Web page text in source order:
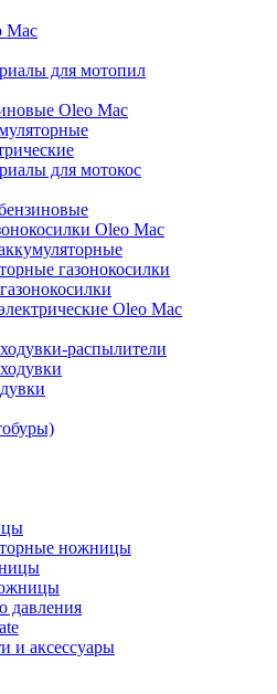
Mac
для мотопил
Oleo Mac
для мотокос
Oleo Mac
газонокосилки
Oleo Mac
распылители
ножницы
давления
и аксессуары